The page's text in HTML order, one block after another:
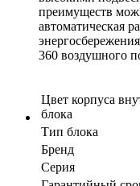
преимуществ
автоматическая
360 воздушного
Цвет корпуса
блока
Тип блока
Бренд
Серия